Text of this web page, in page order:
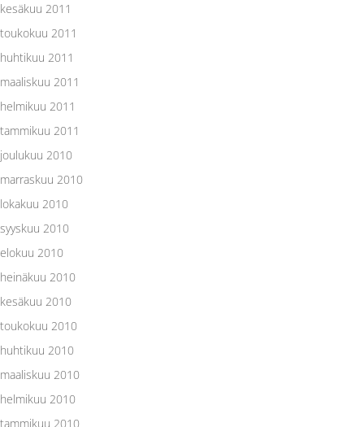
kesäkuu 2011
toukokuu 2011
huhtikuu 2011
maaliskuu 2011
helmikuu 2011
tammikuu 2011
joulukuu 2010
marraskuu 2010
lokakuu 2010
syyskuu 2010
elokuu 2010
heinäkuu 2010
kesäkuu 2010
toukokuu 2010
huhtikuu 2010
maaliskuu 2010
helmikuu 2010
tammikuu 2010